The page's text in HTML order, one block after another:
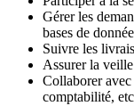
Gérer les
bases de
Suivre les
Assurer la
Collaborer
comptabilité,